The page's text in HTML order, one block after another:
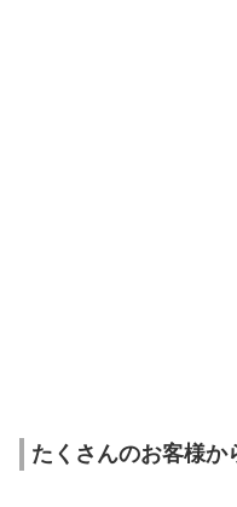
たくさんのお客様か